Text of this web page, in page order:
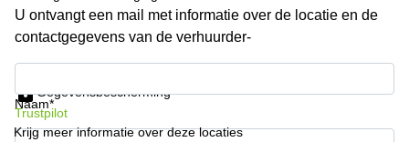
Coworking
Arnhem
Coworking
space
Hilversum
U ontvangt een mail met informatie over de locatie en de
contactgegevens van de verhuurder-
Naam*
Gegevensbescherming
Trustpilot
Krijg meer informatie over deze locaties